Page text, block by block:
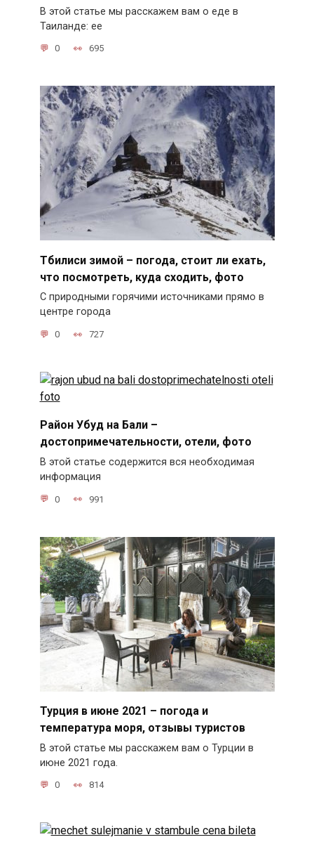
В этой статье мы расскажем вам о еде в
Таиланде: ее
0 695
Тбилиси зимой – погода, стоит ли ехать,
что посмотреть, куда сходить, фото
С природными горячими источниками прямо в
центре города
0 727
Район Убуд на Бали –
достопримечательности, отели, фото
В этой статье содержится вся необходимая
информация
0 991
Турция в июне 2021 – погода и
температура моря, отзывы туристов
В этой статье мы расскажем вам о Турции в
июне 2021 года.
0 814